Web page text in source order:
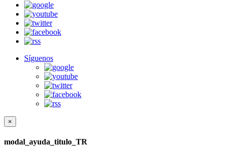
Síguenos
×
modal_ayuda_titulo_TR